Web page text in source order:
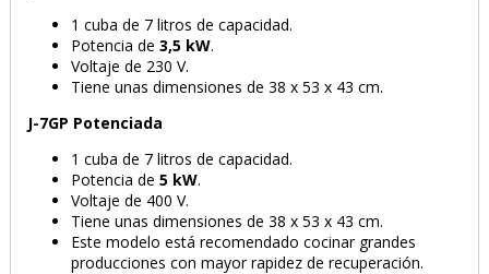
1 cuba de 7 litros de capacidad.
Potencia de3,5 kW.
Voltaje de 230 V.
Tiene unas dimensiones de 38 x 53 x 43 cm.
J-7GP Potenciada
1 cuba de 7 litros de capacidad.
Potencia de5 kW.
Voltaje de 400 V.
Tiene unas dimensiones de 38 x 53 x 43 cm.
Este modelo está recomendado cocinar grandes
producciones con mayor rapidez de recuperación.